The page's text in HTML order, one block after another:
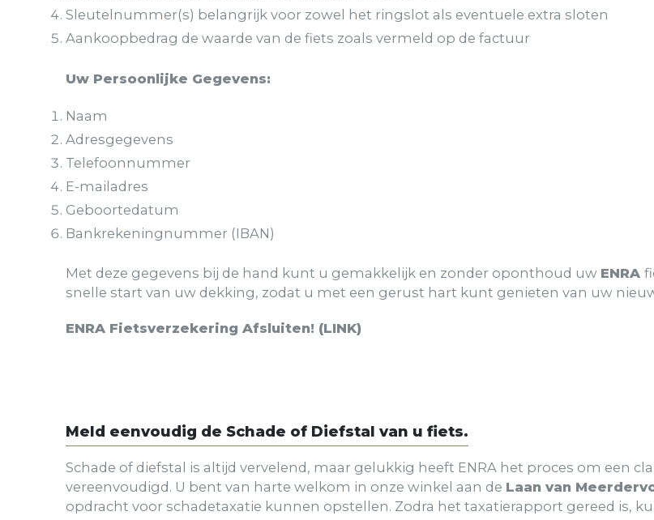
Sleutelnummer(s) belangrijk voor zowel het ringslot als eventuele extra sloten
Aankoopbedrag de waarde van de fiets zoals vermeld op de factuur
Uw Persoonlijke Gegevens:
Naam
Adresgegevens
Telefoonnummer
E-mailadres
Geboortedatum
Bankrekeningnummer (IBAN)
Met deze gegevens bij de hand kunt u gemakkelijk en zonder oponthoud uw ENRA
snelle start van uw dekking, zodat u met een gerust hart kunt genieten van uw
ENRA Fietsverzekering Afsluiten! (LINK)
Meld eenvoudig de Schade of Diefstal van u fiets.
Schade of diefstal is altijd vervelend, maar gelukkig heeft ENRA het proces om een
vereenvoudigd. U bent van harte welkom in onze winkel aan de Laan van
opdracht voor schadetaxatie kunnen opstellen. Zodra het taxatierapport gereed is,